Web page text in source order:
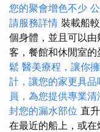
您的聚會增色不少
請服務詳情 裝載船
個身體，並且可以
客，餐館和休閒室的
鬆 醫美療程，讓你
計，讓您的家更具品
員，為您提供專業清
封您的漏水部位 直
在最近的船上，或